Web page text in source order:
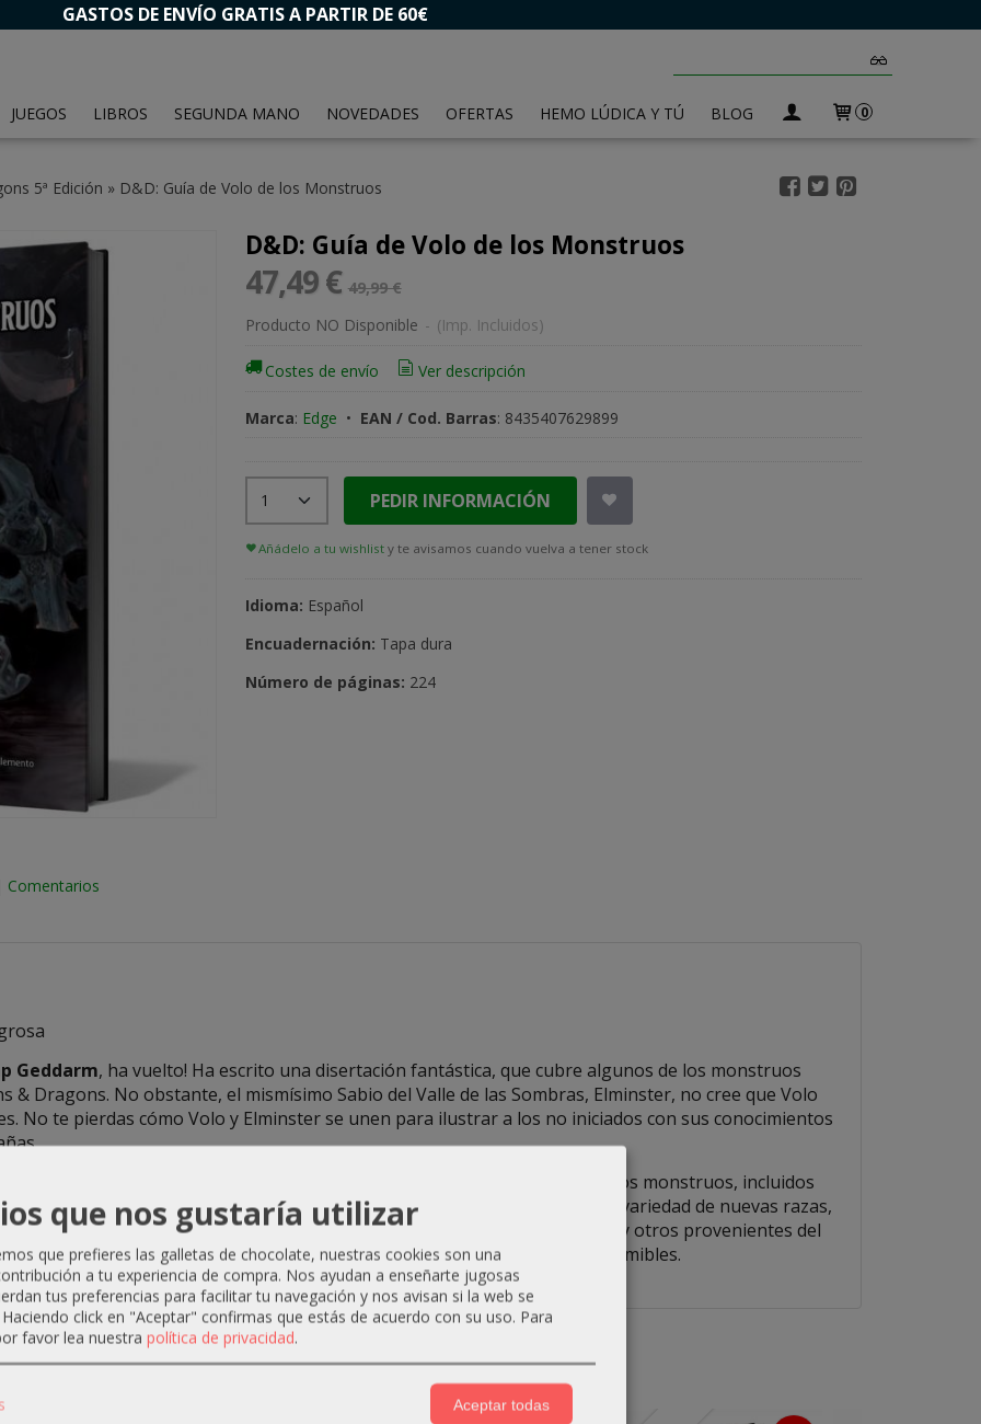
GASTOS DE ENVÍO GRATIS A PARTIR DE 60€
JUEGOS LIBROS SEGUNDA MANO NOVEDADES OFERTAS HEMO LÚDICA Y TÚ BLOG 0
5ª Edición » D&D: Guía de Volo de los Monstruos
D&D: Guía de Volo de los Monstruos
47,49 € 49,99 €
Producto NO Disponible - (Imp. Incluidos)
Costes de envío Ver descripción
Marca: Edge • EAN / Cod. Barras: 8435407629899
PEDIR INFORMACIÓN
Añádelo a tu wishlisty te avisamos cuando vuelva a tener stock
Idioma: Español
Encuadernación: Tapa dura
Número de páginas: 224
Comentarios
Geddarm, ha vuelto! Ha escrito una disertación fantástica, que cubre algunos de los monstruos
& Dragons. No obstante, el mismísimo Sabio del Valle de las Sombras, Elminster, no cree que Volo
No te pierdas cómo Volo y Elminster se unen para ilustrar a los no iniciados con sus conocimientos
para cualquier Dungeon Master, explora las historias y guaridas de varios monstruos, incluidos
jugadores encontrarán en su interior reglas para interpretar a una gran variedad de nuevas razas,
Además, se incluyen perfiles para decenas de monstruos, algunos nuevos y otros provenientes del
en tus aventuras de D&D, ya sea como amigos poderosos o enemigos temibles.
que nos gustaría utilizar
que prefieres las galletas de chocolate, nuestras cookies son una
a tu experiencia de compra. Nos ayudan a enseñarte jugosas
tus preferencias para facilitar tu navegación y nos avisan si la web se
click en "Aceptar" confirmas que estás de acuerdo con su uso. Para
favor lea nuestra política de privacidad.
Aceptar todas